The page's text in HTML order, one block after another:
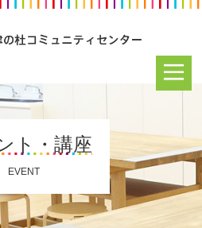
ト・講座
EVENT